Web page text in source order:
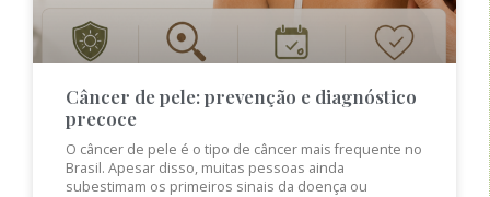
Câncer de pele: prevenção e diagnóstico
precoce
O câncer de pele é o tipo de câncer mais frequente no
Brasil. Apesar disso, muitas pessoas ainda
subestimam os primeiros sinais da doença ou